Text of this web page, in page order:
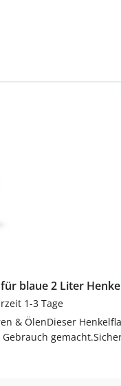
blaue 2 Liter
1-3 Tage
& ÖlenDieser
KunststoffDas